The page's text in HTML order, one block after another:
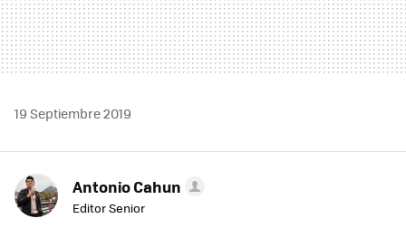
19 Septiembre 2019
Antonio Cahun
Editor Senior